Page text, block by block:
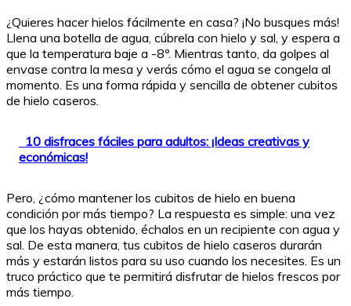
¿Quieres hacer hielos fácilmente en casa? ¡No busques más!
Llena una botella de agua, cúbrela con hielo y sal, y espera a
que la temperatura baje a -8º. Mientras tanto, da golpes al
envase contra la mesa y verás cómo el agua se congela al
momento. Es una forma rápida y sencilla de obtener cubitos
de hielo caseros.
10 disfraces fáciles para adultos: ¡Ideas creativas y
económicas!
Pero, ¿cómo mantener los cubitos de hielo en buena
condición por más tiempo? La respuesta es simple: una vez
que los hayas obtenido, échalos en un recipiente con agua y
sal. De esta manera, tus cubitos de hielo caseros durarán
más y estarán listos para su uso cuando los necesites. Es un
truco práctico que te permitirá disfrutar de hielos frescos por
más tiempo.